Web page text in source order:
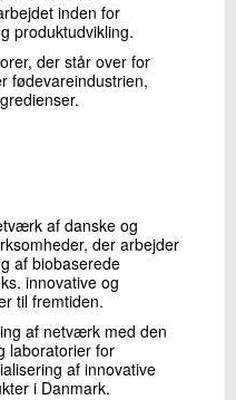
inden for
produktudvikling.
der står over for
fødevareindustrien,
af danske og
der arbejder
af biobaserede
innovative og
til fremtiden.
af netværk med den
laboratorier for
af innovative
i Danmark.